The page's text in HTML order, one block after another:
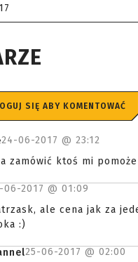
17
SIĘ ABY KOMENTOWAĆ
24-06-2017 @ 23:12
zamówić ktoś mi pomoże
06-2017 @ 01:09
ale cena jak za
:)
25-06-2017 @ 02:00